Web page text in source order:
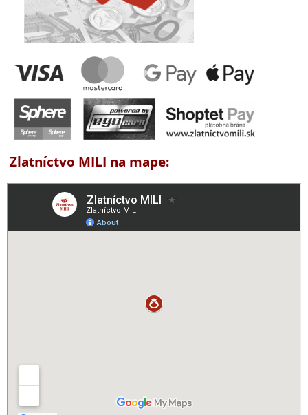
Zlatníctvo MILI na mape: